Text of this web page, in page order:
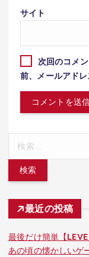
サイト
次回のコメ
前、メールアドレ
最近の投稿
最後だけ簡単【
あの頃の懐かしいゲ